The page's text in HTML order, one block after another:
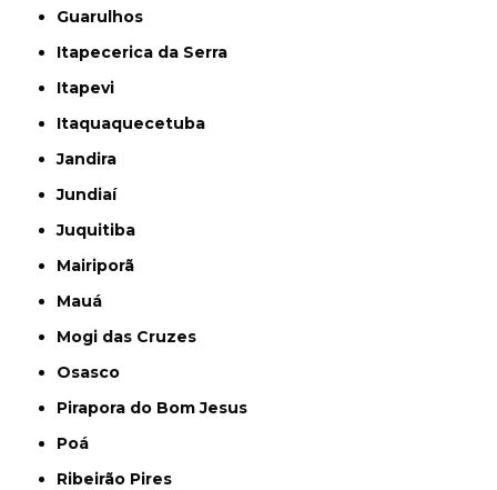
Guarulhos
Itapecerica da Serra
Itapevi
Itaquaquecetuba
Jandira
Jundiaí
Juquitiba
Mairiporã
Mauá
Mogi das Cruzes
Osasco
Pirapora do Bom Jesus
Poá
Ribeirão Pires